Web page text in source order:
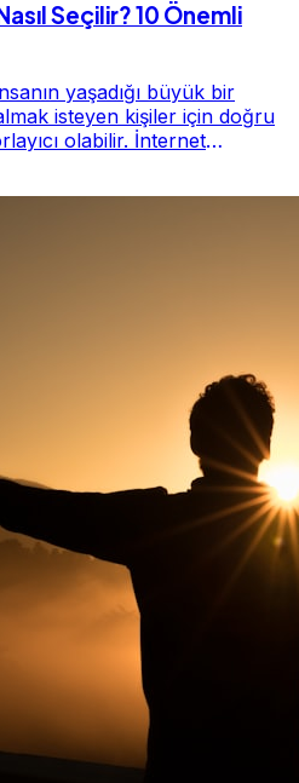
Seçilir? 10 Önemli
yaşadığı büyük bir
isteyen kişiler için doğru
olabilir. İnternet